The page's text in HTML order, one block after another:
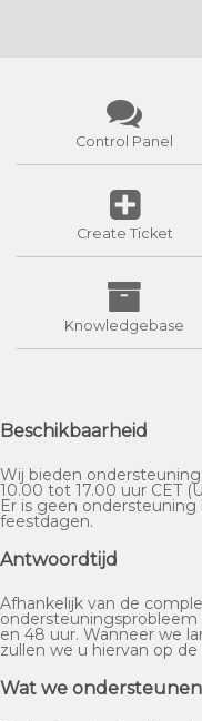
Control Panel
Create Ticket
Knowledgebase
Beschikbaarheid
Wij bieden
10.00 tot 17.00 uur CET
Er is geen
feestdagen.
Antwoordtijd
Afhankelijk van de
en 48 uur. Wanneer we
zullen we u hiervan op
Wat we ondersteunen